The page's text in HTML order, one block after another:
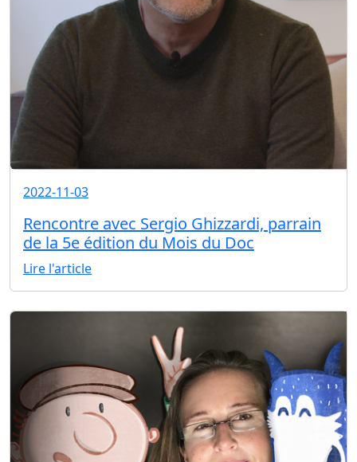
2022-11-03
Rencontre avec Sergio Ghizzardi, parrain
de la 5e édition du Mois du Doc
Lire l'article